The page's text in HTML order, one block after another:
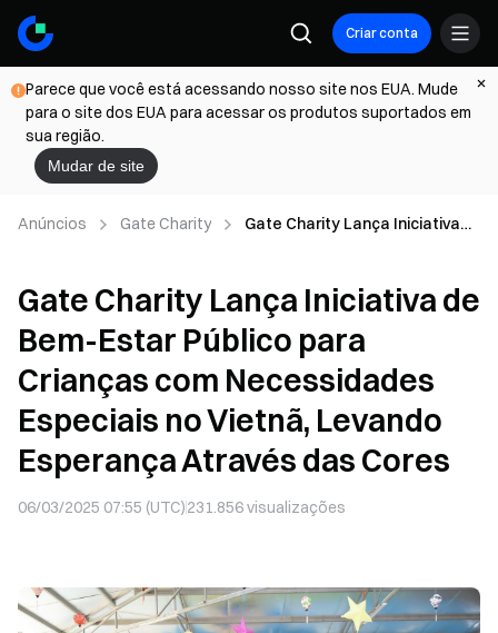
Criar conta
Parece que você está acessando nosso site nos EUA. Mude
para o site dos EUA para acessar os produtos suportados em
sua região.
Mudar de site
Anúncios Gate Charity
Gate Charity Lança Iniciativa
Especiais no Vietnã, Levando
Esperança Através das Cores
Gate Charity Lança Iniciativa de
Bem-Estar Público para
Crianças com Necessidades
Especiais no Vietnã, Levando
Esperança Através das Cores
06/03/2025 07:55 (UTC)231.856visualizações